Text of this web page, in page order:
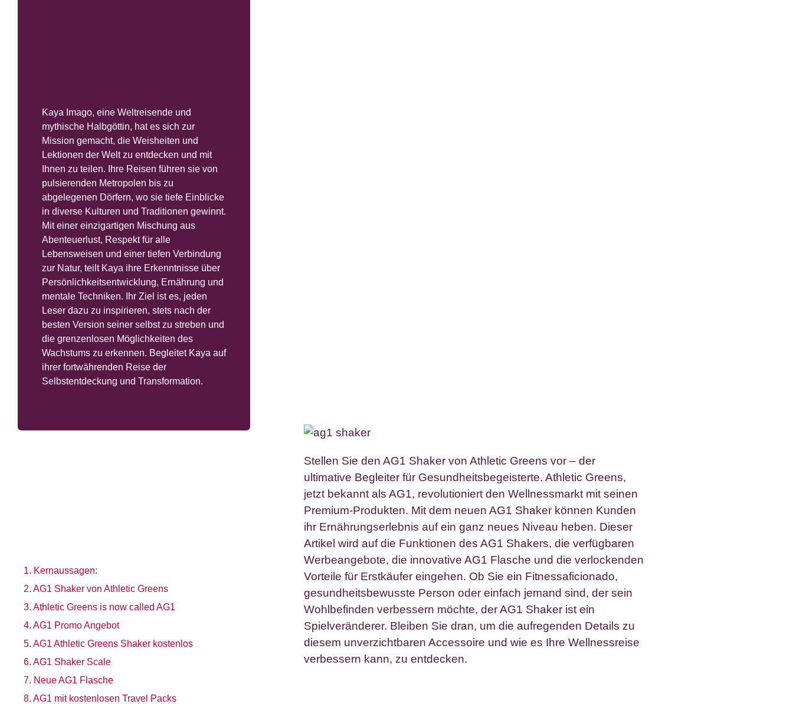
Kaya Imago, eine Weltreisende und
mythische Halbgöttin, hat es sich zur
Mission gemacht, die Weisheiten und
Lektionen der Welt zu entdecken und mit
Ihnen zu teilen. Ihre Reisen führen sie von
pulsierenden Metropolen bis zu
abgelegenen Dörfern, wo sie tiefe Einblicke
in diverse Kulturen und Traditionen gewinnt.
Mit einer einzigartigen Mischung aus
Abenteuerlust, Respekt für alle
Lebensweisen und einer tiefen Verbindung
zur Natur, teilt Kaya ihre Erkenntnisse über
Persönlichkeitsentwicklung, Ernährung und
mentale Techniken. Ihr Ziel ist es, jeden
Leser dazu zu inspirieren, stets nach der
besten Version seiner selbst zu streben und
die grenzenlosen Möglichkeiten des
Wachstums zu erkennen. Begleitet Kaya auf
ihrer fortwährenden Reise der
Selbstentdeckung und Transformation.
Kernaussagen:
AG1 Shaker von Athletic Greens
Athletic Greens is now called AG1
AG1 Promo Angebot
AG1 Athletic Greens Shaker kostenlos
AG1 Shaker Scale
Neue AG1 Flasche
AG1 mit kostenlosen Travel Packs
Stellen Sie den AG1 Shaker von Athletic Greens vor – der
ultimative Begleiter für Gesundheitsbegeisterte. Athletic Greens,
jetzt bekannt als AG1, revolutioniert den Wellnessmarkt mit seinen
Premium-Produkten. Mit dem neuen AG1 Shaker können Kunden
ihr Ernährungserlebnis auf ein ganz neues Niveau heben. Dieser
Artikel wird auf die Funktionen des AG1 Shakers, die verfügbaren
Werbeangebote, die innovative AG1 Flasche und die verlockenden
Vorteile für Erstkäufer eingehen. Ob Sie ein Fitnessaficionado,
gesundheitsbewusste Person oder einfach jemand sind, der sein
Wohlbefinden verbessern möchte, der AG1 Shaker ist ein
Spielveränderer. Bleiben Sie dran, um die aufregenden Details zu
diesem unverzichtbaren Accessoire und wie es Ihre Wellnessreise
verbessern kann, zu entdecken.